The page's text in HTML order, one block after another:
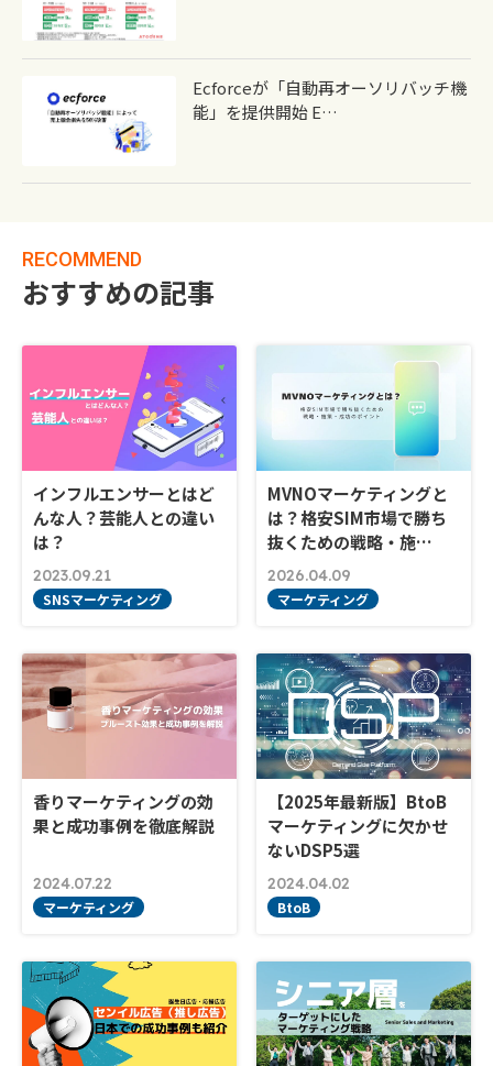
Ecforceが「自動再オーソリバッチ機
能」を提供開始 E…
RECOMMEND
おすすめの記事
インフルエンサーとはど
んな人？芸能人との違い
は？
2023.09.21
SNSマーケティング
MVNOマーケティングと
は？格安SIM市場で勝ち
抜くための戦略・施…
2026.04.09
マーケティング
香りマーケティングの効
果と成功事例を徹底解説
2024.07.22
マーケティング
【2025年最新版】BtoB
マーケティングに欠かせ
ないDSP5選
2024.04.02
BtoB